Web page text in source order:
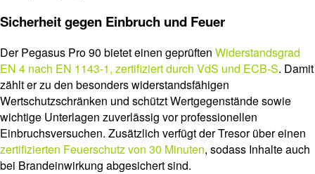
Sicherheit gegen Einbruch und Feuer
Der Pegasus Pro 90 bietet einen geprüften Widerstandsgrad
EN 4 nach EN 1143-1, zertifiziert durch VdS und ECB-S. Damit
zählt er zu den besonders widerstandsfähigen
Wertschutzschränken und schützt Wertgegenstände sowie
wichtige Unterlagen zuverlässig vor professionellen
Einbruchsversuchen. Zusätzlich verfügt der Tresor über einen
zertifizierten Feuerschutz von 30 Minuten, sodass Inhalte auch
bei Brandeinwirkung abgesichert sind.